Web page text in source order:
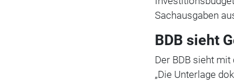
Sachausgaben
BDB sieht
Der BDB sieht
„Die Unterlage